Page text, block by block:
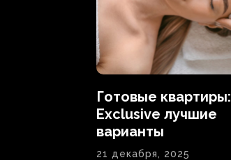
Готовые квартиры:
Exclusive лучшие
варианты
21 декабря, 2025